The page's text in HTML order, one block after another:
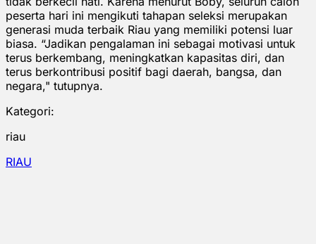
peserta hari ini mengikuti tahapan seleksi merupakan
generasi muda terbaik Riau yang memiliki potensi luar
biasa. “Jadikan pengalaman ini sebagai motivasi untuk
terus berkembang, meningkatkan kapasitas diri, dan
terus berkontribusi positif bagi daerah, bangsa, dan
negara," tutupnya.
Kategori:
riau
RIAU